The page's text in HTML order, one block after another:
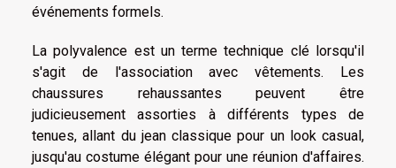
événements formels.
La polyvalence est un terme technique clé lorsqu'il
s'agit de l'association avec vêtements. Les
chaussures rehaussantes peuvent être
judicieusement assorties à différents types de
tenues, allant du jean classique pour un look casual,
jusqu'au costume élégant pour une réunion d'affaires.